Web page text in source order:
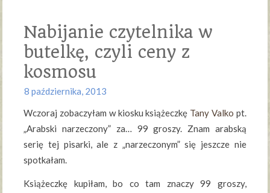
Nabijanie czytelnika w
butelkę, czyli ceny z
kosmosu
8 października, 2013
Wczoraj zobaczyłam w kiosku książeczkę Tany Valko pt.
„Arabski narzeczony” za… 99 groszy. Znam arabską
serię tej pisarki, ale z „narzeczonym” się jeszcze nie
spotkałam.
Książeczkę kupiłam, bo co tam znaczy 99 groszy,